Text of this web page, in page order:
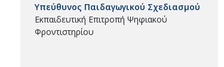
Υπεύθυνος Παιδαγωγικού Σχεδιασμού
Εκπαιδευτική Επιτροπή Ψηφιακού
Φροντιστηρίου